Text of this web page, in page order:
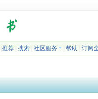
推荐| 搜索| 社区服务 帮助 订阅